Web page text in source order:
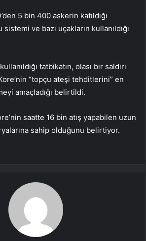
5 bin 400 askerin katıldığı
ve bazı uçakların kullanıldığı
tatbikatın, olası bir saldırı
“topçu ateşi tehditlerini” en
amaçladığı belirtildi.
saatte 16 bin atış yapabilen uzun
sahip olduğunu belirtiyor.